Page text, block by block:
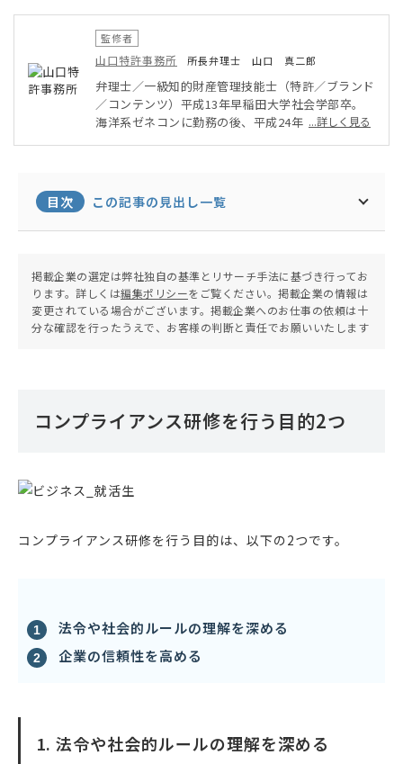
監修者
山口特許事務所 所長弁理士 山口 真二郎
弁理士／一級知的財産管理技能士（特許／ブランド
／コンテンツ）平成13年早稲田大学社会学部卒。
海洋系ゼネコンに勤務の後、平成24年に山口特許
理士やスタッフ達と共に、特許／意匠／商標の出願
代理から、中間処理対応、セミナ講師、外国出願ま
で知財に係る業務全般に対応。
...詳しく見る
目次 この記事の見出し一覧
掲載企業の選定は弊社独自の基準とリサーチ手法に基づき行ってお
ります。詳しくは編集ポリシーをご覧ください。掲載企業の情報は
変更されている場合がございます。掲載企業へのお仕事の依頼は十
分な確認を行ったうえで、お客様の判断と責任でお願いいたします
コンプライアンス研修を行う目的2つ
コンプライアンス研修を行う目的は、以下の2つです。
法令や社会的ルールの理解を深める
企業の信頼性を高める
1. 法令や社会的ルールの理解を深める